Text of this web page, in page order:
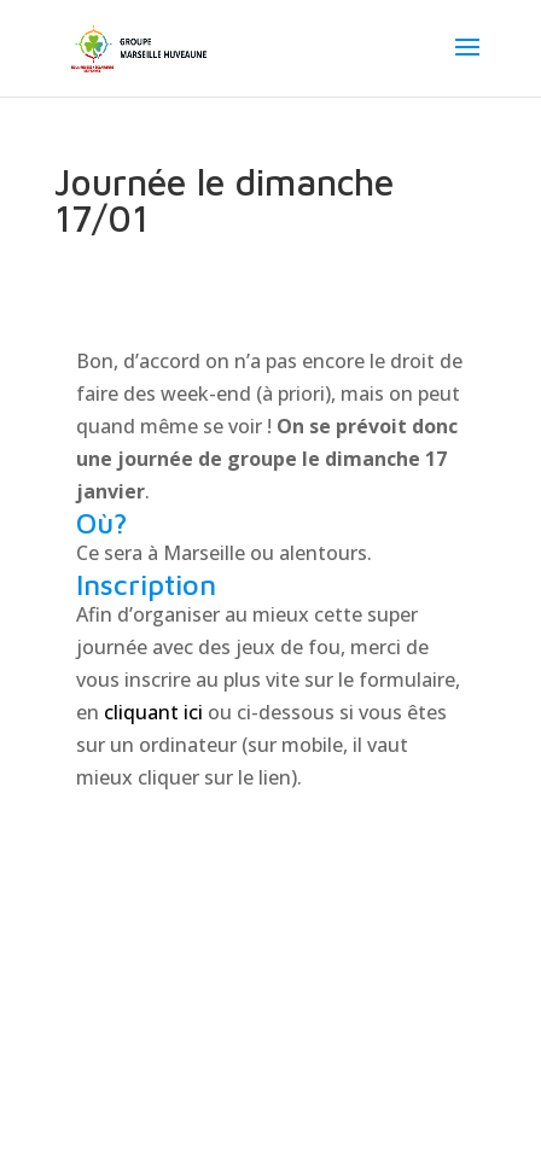
Journée le dimanche
17/01
Bon, d’accord on n’a pas encore le droit de
faire des week-end (à priori), mais on peut
quand même se voir ! On se prévoit donc
une journée de groupe le dimanche 17
janvier.
Où?
Ce sera à Marseille ou alentours.
Inscription
Afin d’organiser au mieux cette super
journée avec des jeux de fou, merci de
vous inscrire au plus vite sur le formulaire,
en cliquant ici ou ci-dessous si vous êtes
sur un ordinateur (sur mobile, il vaut
mieux cliquer sur le lien).